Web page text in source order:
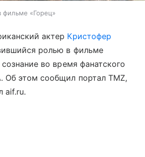
фильме «Горец»
актер Кристофер
ролью в фильме
во время фанатского
Об этом сообщил портал TMZ,
aif.ru.